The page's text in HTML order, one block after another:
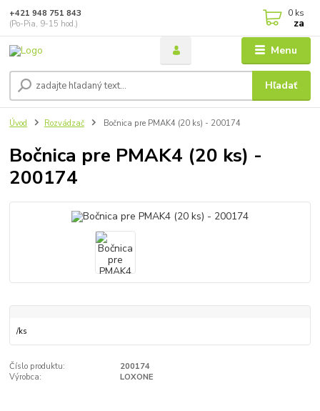
Menu
Hľadať
+421 948 751 843
(Po-Pia, 9-15 hod.)
0 ks
za
Úvod Rozvádzač Bočnica pre PMAK4 (20 ks) - 200174
Bočnica pre PMAK4 (20 ks) -
200174
/ks
Číslo produktu:
200174
Výrobca:
LOXONE